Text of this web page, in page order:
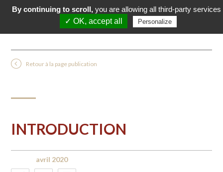
Retour à la page publication
INTRODUCTION
avril 2020
By continuing to scroll, you are allowing all third-party services
✓ OK, accept all
Personalize